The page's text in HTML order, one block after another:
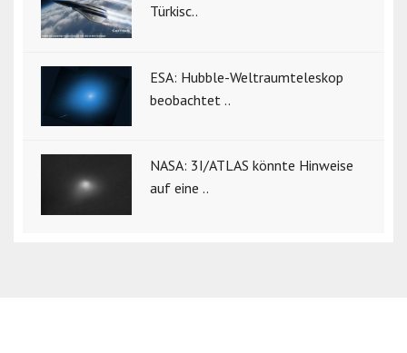
Türkisc..
ESA: Hubble-Weltraumteleskop
beobachtet ..
NASA: 3I/ATLAS könnte Hinweise
auf eine ..